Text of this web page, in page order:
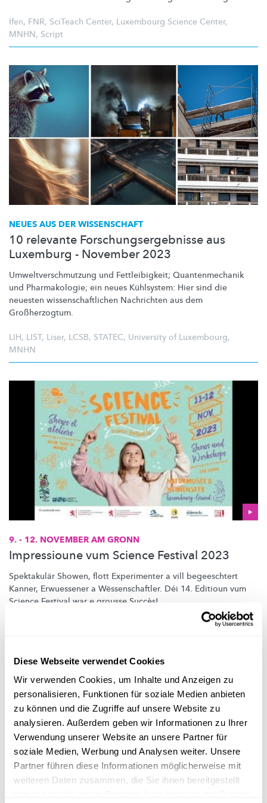
Diese Webseite verwendet Cookies
Wir verwenden Cookies, um Inhalte und Anzeigen zu
personalisieren, Funktionen für soziale Medien anbieten
zu können und die Zugriffe auf unsere Website zu
analysieren. Außerdem geben wir Informationen zu Ihrer
Verwendung unserer Website an unsere Partner für
soziale Medien, Werbung und Analysen weiter. Unsere
Partner führen diese Informationen möglicherweise mit
weiteren Daten zusammen, die Sie ihnen bereitgestellt
Ifen, FNR, SciTeach Center, Luxembourg Science Center,
MNHN, Script
NEUES AUS DER WISSENSCHAFT
10 relevante Forschungsergebnisse aus
Luxemburg - November 2023
Umweltverschmutzung und Fettleibigkeit; Quantenmechanik
und Pharmakologie; ein neues Kühlsystem: Hier sind die
neuesten wissenschaftlichen Nachrichten aus dem
Großherzogtum.
LIH, LIST, Liser, LCSB, STATEC, University of Luxembourg,
MNHN
9. - 12. NOVEMBER AM GRONN
Impressioune vum Science Festival 2023
Spektakulär Showen, flott Experimenter a vill begeeschtert
Kanner, Erwuessener a Wëssenschaftler. Déi 14. Editioun vum
Science Festival war e grousse Succès!